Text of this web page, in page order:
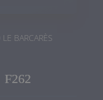
BARCARÈS